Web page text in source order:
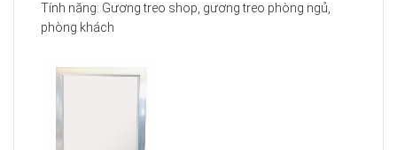
Tính năng: Gương treo shop, gương treo phòng ngủ,
phòng khách